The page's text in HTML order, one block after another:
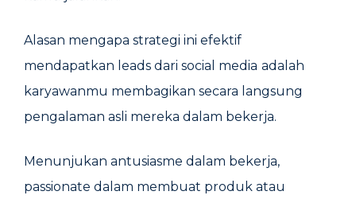
Alasan mengapa strategi ini efektif
mendapatkan leads dari social media adalah
karyawanmu membagikan secara langsung
pengalaman asli mereka dalam bekerja.
Menunjukan antusiasme dalam bekerja,
passionate dalam membuat produk atau